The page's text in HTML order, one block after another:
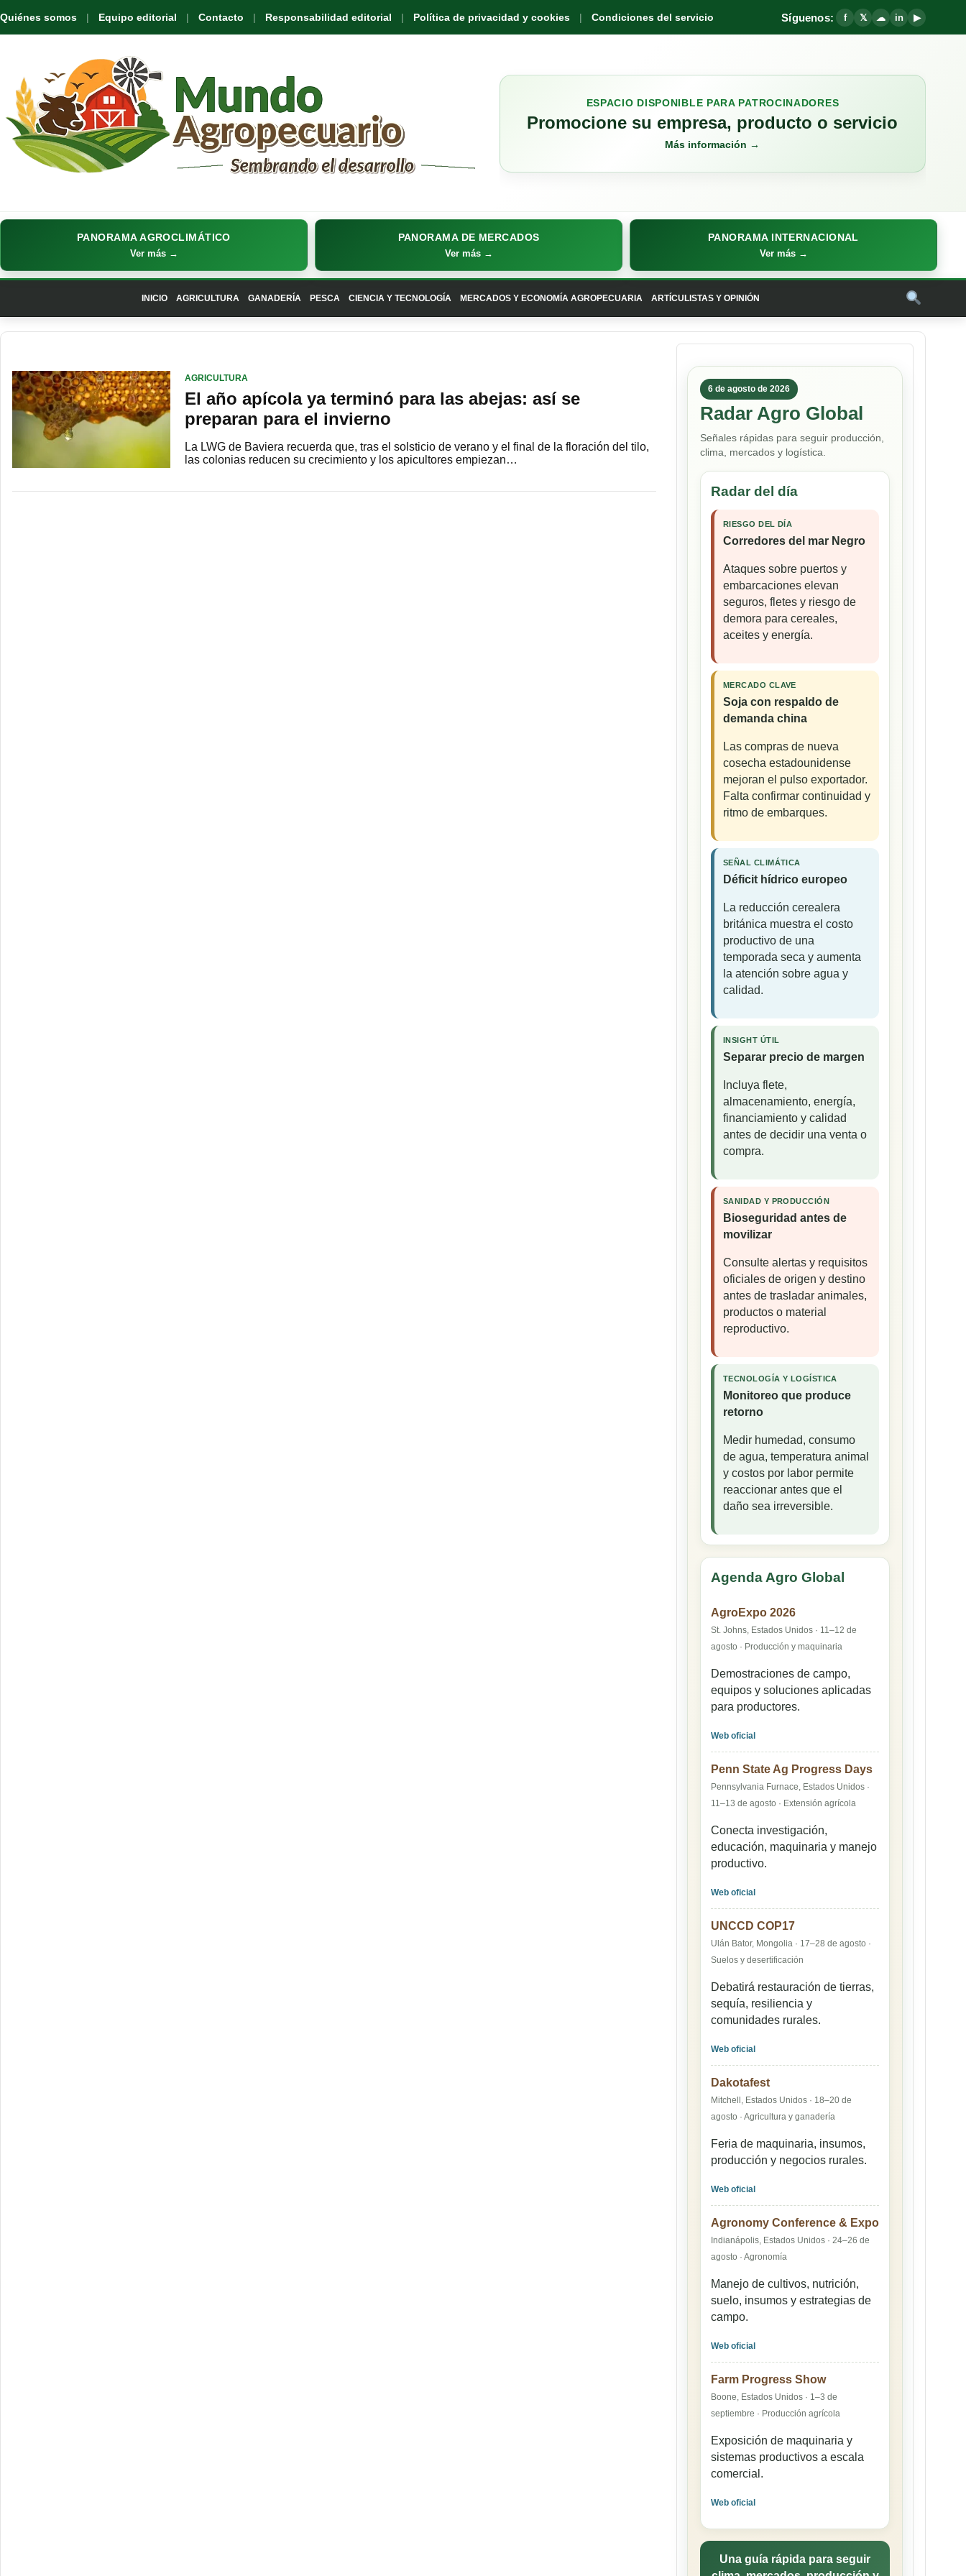
Quiénes somos Equipo editorial Contacto Responsabilidad editorial Política de privacidad y cookies Condiciones del servicio Síguenos: f 𝕏 ☁ in ▶
ESPACIO DISPONIBLE PARA PATROCINADORES
Promocione su empresa, producto o servicio
Más información →
PANORAMA AGROCLIMÁTICO
Ver más →
PANORAMA DE MERCADOS
Ver más →
PANORAMA INTERNACIONAL
Ver más →
INICIO AGRICULTURA GANADERÍA PESCA CIENCIA Y TECNOLOGÍA MERCADOS Y ECONOMÍA AGROPECUARIA ARTÍCULISTAS Y OPINIÓN
AGRICULTURA
El año apícola ya terminó para las abejas: así se
preparan para el invierno
La LWG de Baviera recuerda que, tras el solsticio de verano y el final de la floración del tilo,
las colonias reducen su crecimiento y los apicultores empiezan…
6 de agosto de 2026
Radar Agro Global
Señales rápidas para seguir producción,
clima, mercados y logística.
Radar del día
RIESGO DEL DÍA
Corredores del mar Negro
Ataques sobre puertos y
embarcaciones elevan
seguros, fletes y riesgo de
demora para cereales,
aceites y energía.
MERCADO CLAVE
Soja con respaldo de
demanda china
Las compras de nueva
cosecha estadounidense
mejoran el pulso exportador.
Falta confirmar continuidad y
ritmo de embarques.
SEÑAL CLIMÁTICA
Déficit hídrico europeo
La reducción cerealera
británica muestra el costo
productivo de una
temporada seca y aumenta
la atención sobre agua y
calidad.
INSIGHT ÚTIL
Separar precio de margen
Incluya flete,
almacenamiento, energía,
financiamiento y calidad
antes de decidir una venta o
compra.
SANIDAD Y PRODUCCIÓN
Bioseguridad antes de
movilizar
Consulte alertas y requisitos
oficiales de origen y destino
antes de trasladar animales,
productos o material
reproductivo.
TECNOLOGÍA Y LOGÍSTICA
Monitoreo que produce
retorno
Medir humedad, consumo
de agua, temperatura animal
y costos por labor permite
reaccionar antes que el
daño sea irreversible.
Agenda Agro Global
AgroExpo 2026
St. Johns, Estados Unidos · 11–12 de
agosto · Producción y maquinaria
Demostraciones de campo,
equipos y soluciones aplicadas
para productores.
Web oficial
Penn State Ag Progress Days
Pennsylvania Furnace, Estados Unidos ·
11–13 de agosto · Extensión agrícola
Conecta investigación,
educación, maquinaria y manejo
productivo.
Web oficial
UNCCD COP17
Ulán Bator, Mongolia · 17–28 de agosto ·
Suelos y desertificación
Debatirá restauración de tierras,
sequía, resiliencia y
comunidades rurales.
Web oficial
Dakotafest
Mitchell, Estados Unidos · 18–20 de
agosto · Agricultura y ganadería
Feria de maquinaria, insumos,
producción y negocios rurales.
Web oficial
Agronomy Conference & Expo
Indianápolis, Estados Unidos · 24–26 de
agosto · Agronomía
Manejo de cultivos, nutrición,
suelo, insumos y estrategias de
campo.
Web oficial
Farm Progress Show
Boone, Estados Unidos · 1–3 de
septiembre · Producción agrícola
Exposición de maquinaria y
sistemas productivos a escala
comercial.
Web oficial
Una guía rápida para seguir